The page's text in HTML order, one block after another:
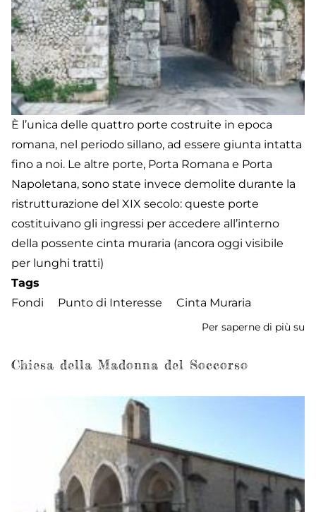
È l’unica delle quattro porte costruite in epoca
romana, nel periodo sillano, ad essere giunta intatta
fino a noi. Le altre porte, Porta Romana e Porta
Napoletana, sono state invece demolite durante la
ristrutturazione del XIX secolo: queste porte
costituivano gli ingressi per accedere all’interno
della possente cinta muraria (ancora oggi visibile
per lunghi tratti)
Tags
Fondi
Punto di Interesse Cinta Muraria
Per saperne di più su
Chiesa della Madonna del Soccorso